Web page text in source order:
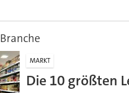
MARKT
Die 10 größten